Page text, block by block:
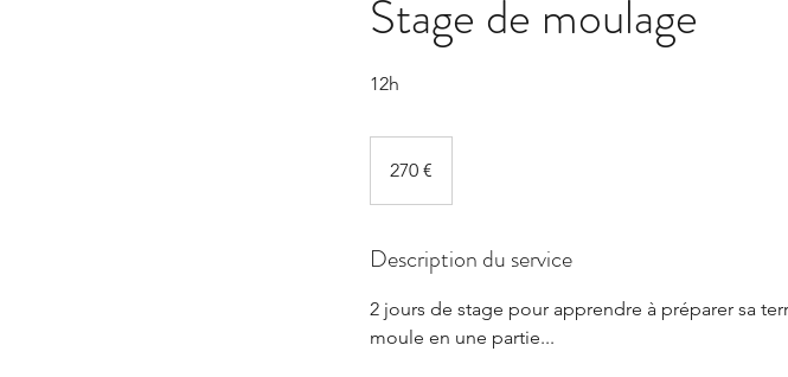
Stage de moulage
12h
270 €
Description du service
2 jours de stage pour apprendre à préparer sa
moule en une partie...